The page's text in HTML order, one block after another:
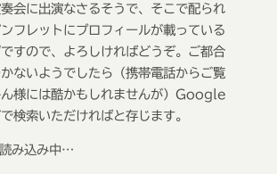
会に出演なさるそうで、そこで配られ
フレットにプロフィールが載っている
すので、よろしければどうぞ。ご都合
ないようでしたら（携帯電話からご覧
ん様には酷かもしれませんが）Google
検索いただければと存じます。
読み込み中…